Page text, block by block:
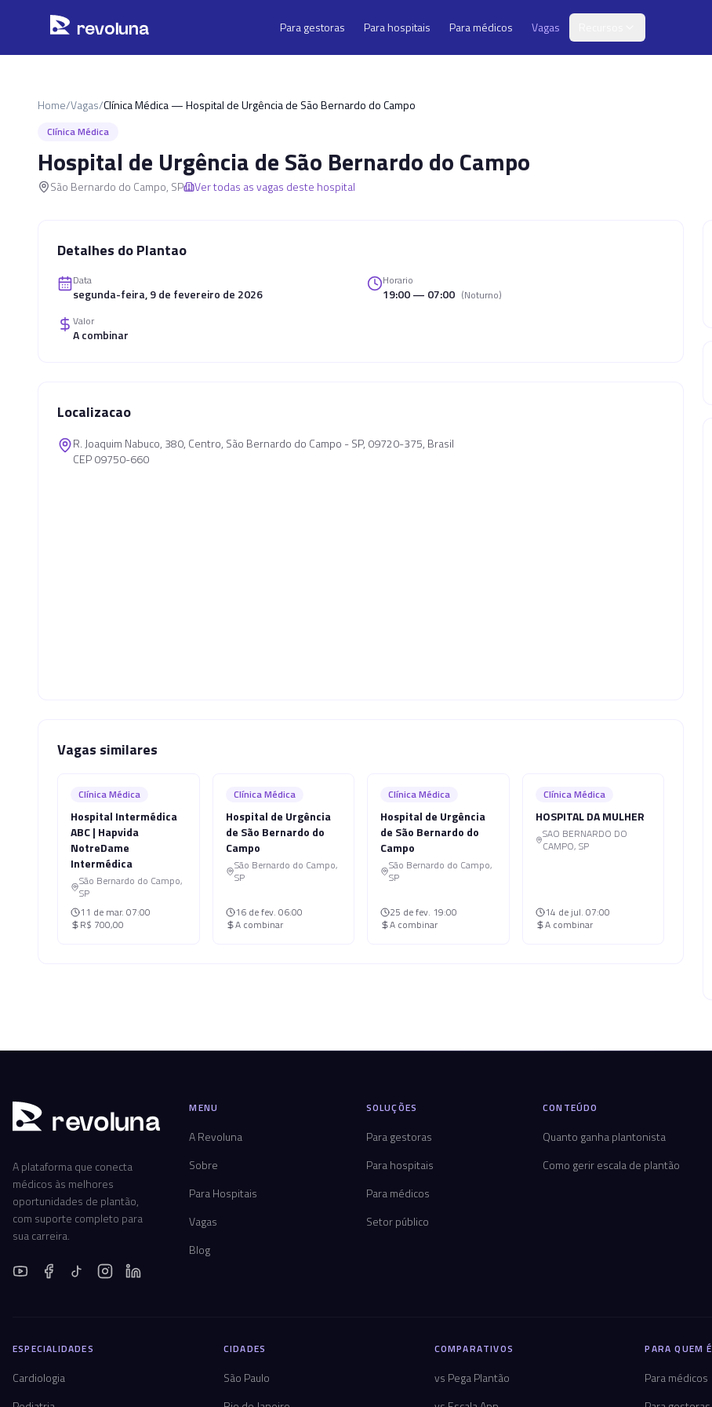
revoluna Para gestoras Para hospitais Para médicos Vagas
Home/Vagas/Clínica Médica — Hospital de Urgência de São Bernardo do Campo
Clínica Médica
Hospital de Urgência de São Bernardo do Campo
São Bernardo do Campo, SP Ver todas as vagas deste hospital
Detalhes do Plantao
Data
segunda-feira, 9 de fevereiro de 2026
Horario
19:00 — 07:00 (Noturno)
Valor
A combinar
Localizacao
R. Joaquim Nabuco, 380, Centro, São Bernardo do Campo - SP, 09720-375, Brasil
CEP 09750-660
Vagas similares
Clínica Médica
Hospital Intermédica
ABC | Hapvida
NotreDame
Intermédica
São Bernardo do Campo,
SP
11 de mar. 07:00
R$ 700,00
Clínica Médica
Hospital de Urgência
de São Bernardo do
Campo
São Bernardo do Campo,
SP
16 de fev. 06:00
A combinar
Clínica Médica
Hospital de Urgência
de São Bernardo do
Campo
São Bernardo do Campo,
SP
25 de fev. 19:00
A combinar
Clínica Médica
HOSPITAL DA MULHER
SAO BERNARDO DO
CAMPO,SP
14 de jul. 07:00
A combinar
revoluna
A plataforma que conecta
médicos às melhores
oportunidades de plantão,
com suporte completo para
sua carreira.
MENU
A Revoluna
Sobre
Para Hospitais
Vagas
Blog
SOLUÇÕES
Para gestoras
Para hospitais
Para médicos
Setor público
CONTEÚDO
Quanto ganha plantonista
Como gerir escala de plantão
ESPECIALIDADES
Cardiologia
CIDADES
São Paulo
COMPARATIVOS
vs Pega Plantão
PARA QUEM É
Para médicos